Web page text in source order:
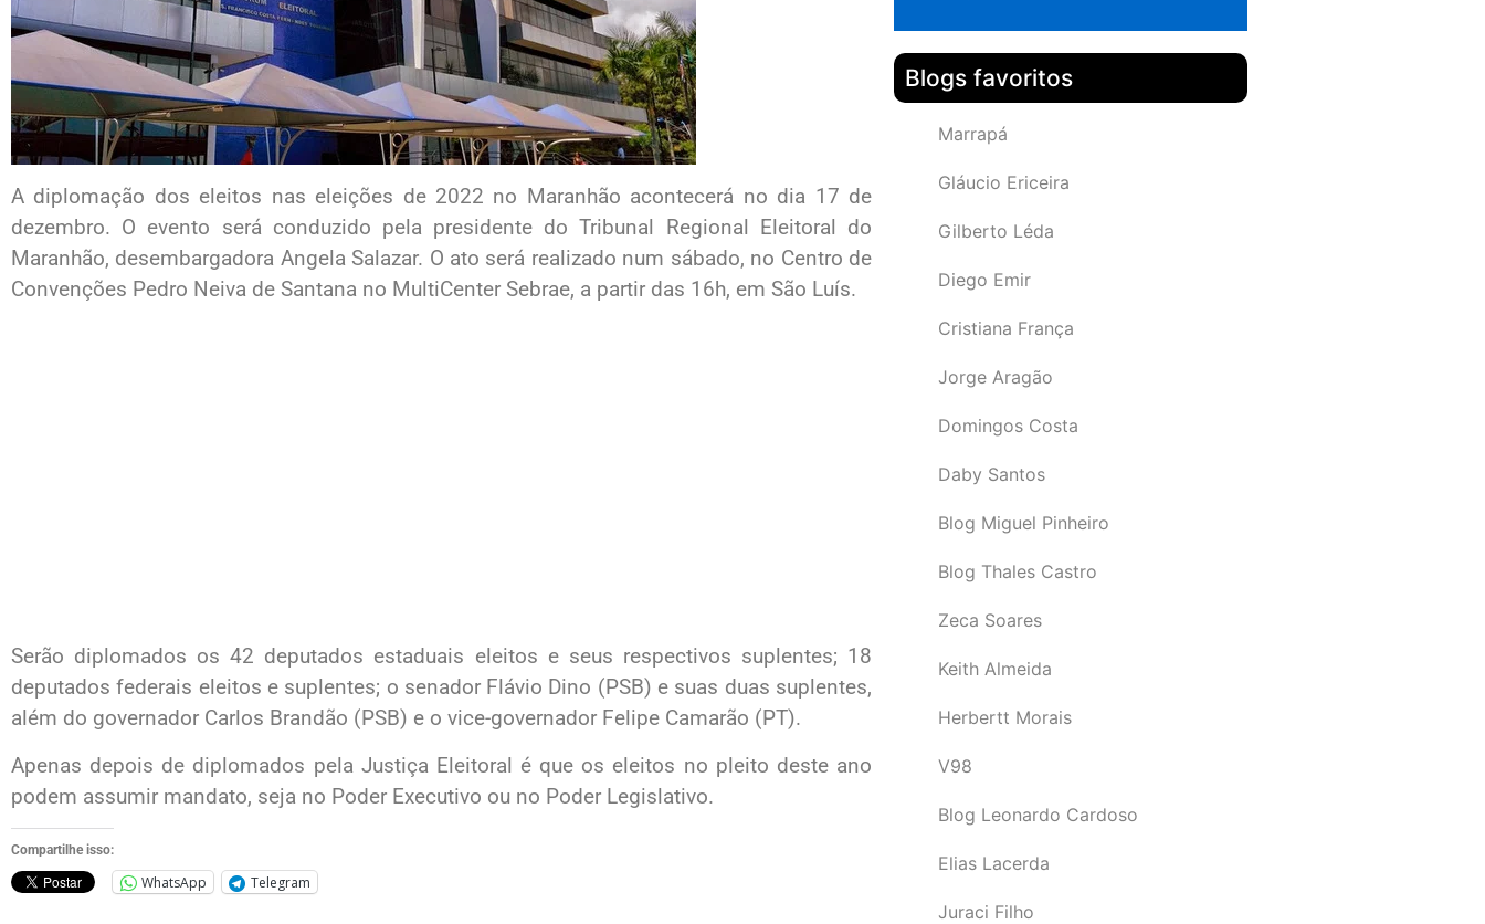
A diplomação dos eleitos nas eleições de 2022 no Maranhão acontecerá no dia 17 de
dezembro. O evento será conduzido pela presidente do Tribunal Regional Eleitoral do
Maranhão, desembargadora Angela Salazar. O ato será realizado num sábado, no Centro de
Convenções Pedro Neiva de Santana no MultiCenter Sebrae, a partir das 16h, em São Luís.
Serão diplomados os 42 deputados estaduais eleitos e seus respectivos suplentes; 18
deputados federais eleitos e suplentes; o senador Flávio Dino (PSB) e suas duas suplentes,
além do governador Carlos Brandão (PSB) e o vice-governador Felipe Camarão (PT).
Apenas depois de diplomados pela Justiça Eleitoral é que os eleitos no pleito deste ano
podem assumir mandato, seja no Poder Executivo ou no Poder Legislativo.
Compartilhe isso:
WhatsApp Telegram
Blogs favoritos
Marrapá
Gláucio Ericeira
Gilberto Léda
Diego Emir
Cristiana França
Jorge Aragão
Domingos Costa
Daby Santos
Blog Miguel Pinheiro
Blog Thales Castro
Zeca Soares
Keith Almeida
Herbertt Morais
V98
Blog Leonardo Cardoso
Elias Lacerda
Juraci Filho